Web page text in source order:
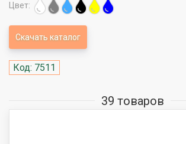
Цвет:
Скачать каталог
Код: 7511
39 товаров